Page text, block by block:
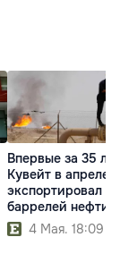
Впервые за 35
Кувейт в апреле
экспортировал 0
баррелей нефти
4 Мая. 18:09